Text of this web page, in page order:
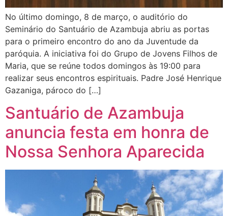
No último domingo, 8 de março, o auditório do
Seminário do Santuário de Azambuja abriu as portas
para o primeiro encontro do ano da Juventude da
paróquia. A iniciativa foi do Grupo de Jovens Filhos de
Maria, que se reúne todos domingos às 19:00 para
realizar seus encontros espirituais. Padre José Henrique
Gazaniga, pároco do […]
Santuário de Azambuja
anuncia festa em honra de
Nossa Senhora Aparecida